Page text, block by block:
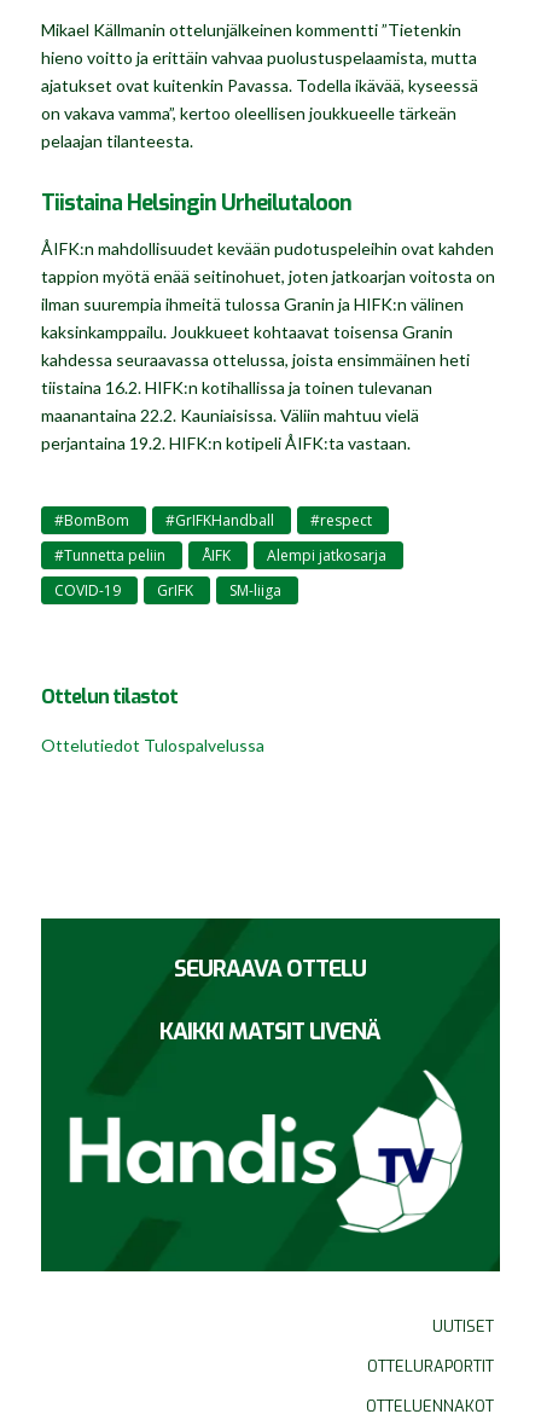
Mikael Källmanin ottelunjälkeinen kommentti ”Tietenkin
hieno voitto ja erittäin vahvaa puolustuspelaamista, mutta
ajatukset ovat kuitenkin Pavassa. Todella ikävää, kyseessä
on vakava vamma”, kertoo oleellisen joukkueelle tärkeän
pelaajan tilanteesta.
Tiistaina Helsingin Urheilutaloon
ÅIFK:n mahdollisuudet kevään pudotuspeleihin ovat kahden
tappion myötä enää seitinohuet, joten jatkoarjan voitosta on
ilman suurempia ihmeitä tulossa Granin ja HIFK:n välinen
kaksinkamppailu. Joukkueet kohtaavat toisensa Granin
kahdessa seuraavassa ottelussa, joista ensimmäinen heti
tiistaina 16.2. HIFK:n kotihallissa ja toinen tulevanan
maanantaina 22.2. Kauniaisissa. Väliin mahtuu vielä
perjantaina 19.2. HIFK:n kotipeli ÅIFK:ta vastaan.
#BomBom #GrIFKHandball #respect
#Tunnetta peliin ÅIFK Alempi jatkosarja
COVID-19 GrIFK SM-liiga
Ottelun tilastot
Ottelutiedot Tulospalvelussa
SEURAAVA OTTELU
KAIKKI MATSIT LIVENÄ
UUTISET
OTTELURAPORTIT
OTTELUENNAKOT